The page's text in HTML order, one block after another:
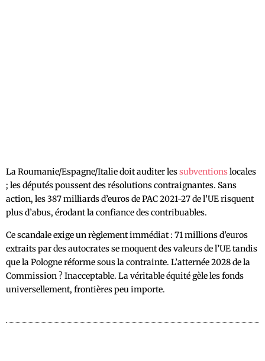
La Roumanie/Espagne/Italie doit auditer lessubventionslocales
; les députés poussent des résolutions contraignantes. Sans
action, les 387 milliards d’euros de PAC 2021-27 de l’UE risquent
plus d’abus, érodant la confiance des contribuables.
Ce scandale exige un règlement immédiat : 71 millions d’euros
extraits par des autocrates se moquent des valeurs de l’UE tandis
que la Pologne réforme sous la contrainte. L’atternée 2028 de la
Commission ? Inacceptable. La véritable équité gèle les fonds
universellement, frontières peu importe.